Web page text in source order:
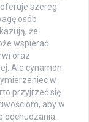
szereg
osób
że
wspierać
oraz
Ale cynamon
w
przyjrzeć się
aby w
odchudzania.